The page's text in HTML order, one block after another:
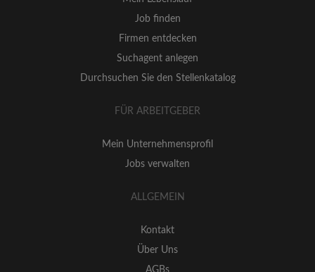
Job finden
Firmen entdecken
Suchagent anlegen
Durchsuchen Sie den Stellenkatalog
FÜR ARBEITGEBER
Mein Unternehmensprofil
Jobs verwalten
ALLGEMEIN
Kontakt
Über Uns
AGBs